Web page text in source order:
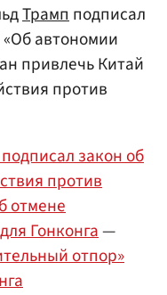
Трампподписал
автономии
привлечь Китай
против
закон об
против
отмене
Гонконга—
отпор»